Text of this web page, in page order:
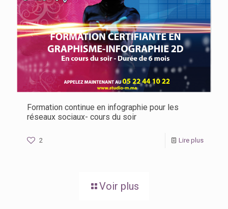
Formation continue en infographie pour les
réseaux sociaux- cours du soir
2 Lire plus
Voir plus